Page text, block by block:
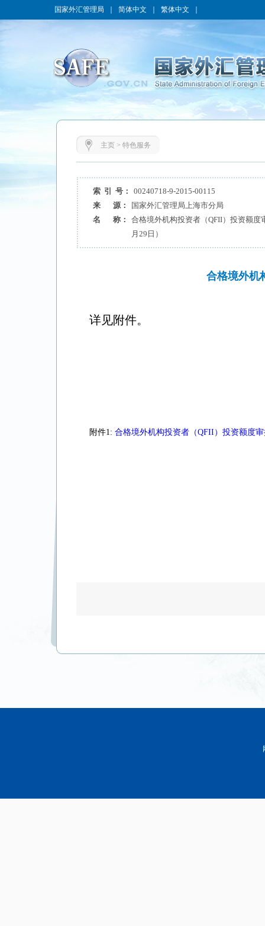
国家外汇管理局 简体中文 繁体中文
主页> 特色服务
索 引 号：
00240718-9-2015-00115
来 源：
国家外汇管理局上海市分局
名 称：
合格境外机构投资者（QFII）投资额度
月29日）
合格境外机
详见附件。
附件1: 合格境外机构投资者（QFII）投资额度